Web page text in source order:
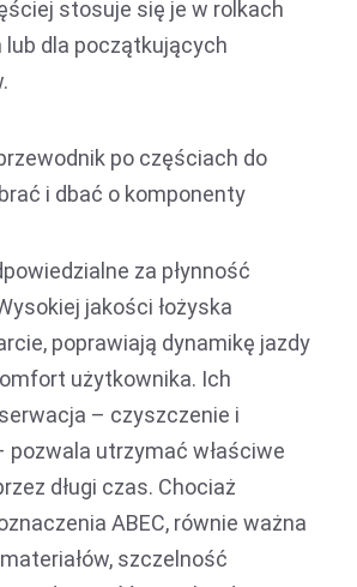
stosuje się je w rolkach
lub dla początkujących
za płynność
jakości łożyska
poprawiają dynamikę jazdy
użytkownika. Ich
– czyszczenie i
pozwala utrzymać właściwe
długi czas. Chociaż
ABEC, równie ważna
szczelność